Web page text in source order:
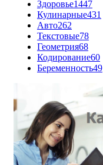
Здоровье1447
Кулинарные431
Авто262
Текстовые78
Геометрия68
Кодирование60
Беременность49